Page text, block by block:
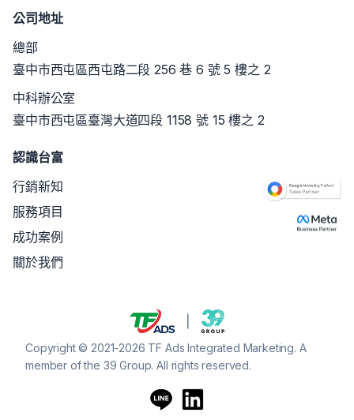
公司地址
總部
臺中市西屯區西屯路二段 256 巷 6 號 5 樓之 2
中科辦公室
臺中市西屯區臺灣大道四段 1158 號 15 樓之 2
認識台富
行銷新知
服務項目
成功案例
關於我們
Copyright © 2021-2026 TF Ads Integrated Marketing. A
member of the 39 Group. All rights reserved.